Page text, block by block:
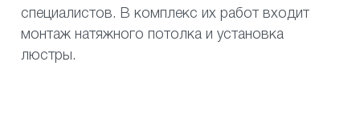
специалистов. В комплекс их работ входит
монтаж натяжного потолка и установка
люстры.